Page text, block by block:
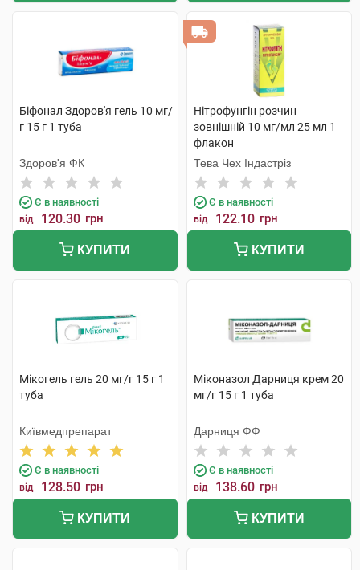
Біфонал Здоров'я гель 10 мг/
г 15 г 1 туба
Здоров'я ФК
Є в наявності
від 120.30 грн
КУПИТИ
Нітрофунгін розчин
зовнішній 10 мг/мл 25 мл 1
флакон
Тева Чех Індастріз
Є в наявності
від 122.10 грн
КУПИТИ
Мікогель гель 20 мг/г 15 г 1
туба
Київмедпрепарат
Є в наявності
від 128.50 грн
КУПИТИ
Міконазол Дарниця крем 20
мг/г 15 г 1 туба
Дарниця ФФ
Є в наявності
від 138.60 грн
КУПИТИ